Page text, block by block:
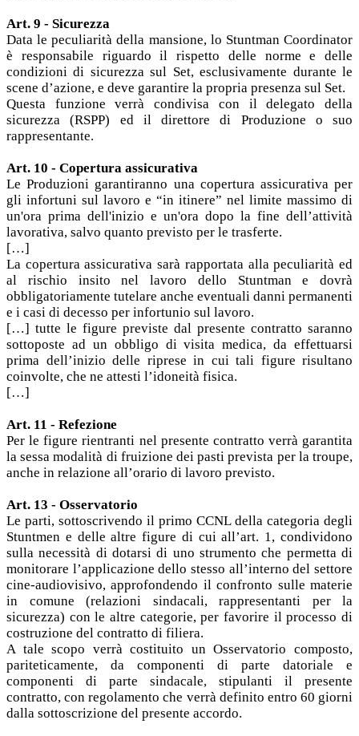
Art. 9 - Sicurezza
Data le peculiarità della mansione, lo Stuntman Coordinator
è responsabile riguardo il rispetto delle norme e delle
condizioni di sicurezza sul Set, esclusivamente durante le
scene d’azione, e deve garantire la propria presenza sul Set.
Questa funzione verrà condivisa con il delegato della
sicurezza (RSPP) ed il direttore di Produzione o suo
rappresentante.
Art. 10 - Copertura assicurativa
Le Produzioni garantiranno una copertura assicurativa per
gli infortuni sul lavoro e “in itinere” nel limite massimo di
un'ora prima dell'inizio e un'ora dopo la fine dell’attività
lavorativa, salvo quanto previsto per le trasferte.
[…]
La copertura assicurativa sarà rapportata alla peculiarità ed
al rischio insito nel lavoro dello Stuntman e dovrà
obbligatoriamente tutelare anche eventuali danni permanenti
e i casi di decesso per infortunio sul lavoro.
[…] tutte le figure previste dal presente contratto saranno
sottoposte ad un obbligo di visita medica, da effettuarsi
prima dell’inizio delle riprese in cui tali figure risultano
coinvolte, che ne attesti l’idoneità fisica.
[…]
Art. 11 - Refezione
Per le figure rientranti nel presente contratto verrà garantita
la sessa modalità di fruizione dei pasti prevista per la troupe,
anche in relazione all’orario di lavoro previsto.
Art. 13 - Osservatorio
Le parti, sottoscrivendo il primo CCNL della categoria degli
Stuntmen e delle altre figure di cui all’art. 1, condividono
sulla necessità di dotarsi di uno strumento che permetta di
monitorare l’applicazione dello stesso all’interno del settore
cine-audiovisivo, approfondendo il confronto sulle materie
in comune (relazioni sindacali, rappresentanti per la
sicurezza) con le altre categorie, per favorire il processo di
costruzione del contratto di filiera.
A tale scopo verrà costituito un Osservatorio composto,
pariteticamente, da componenti di parte datoriale e
componenti di parte sindacale, stipulanti il presente
contratto, con regolamento che verrà definito entro 60 giorni
dalla sottoscrizione del presente accordo.